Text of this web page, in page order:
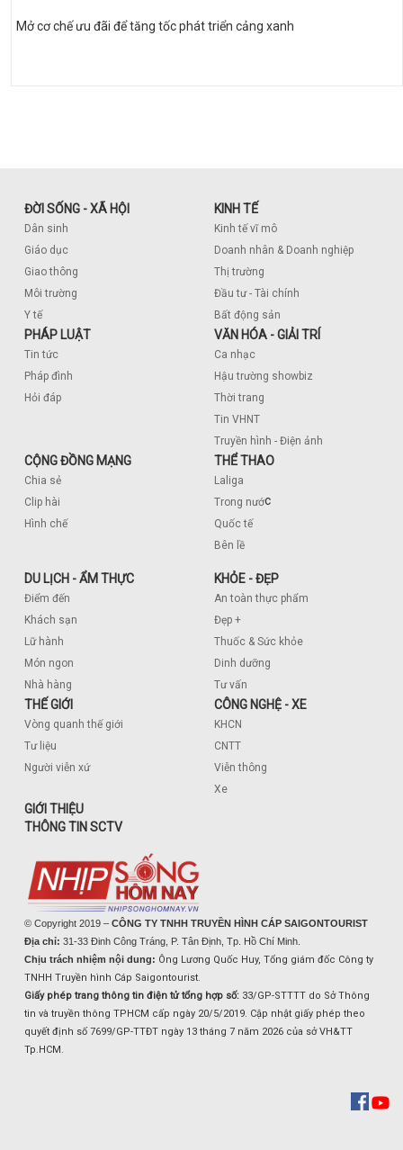
Mở cơ chế ưu đãi để tăng tốc phát triển cảng xanh
ĐỜI SỐNG - XÃ HỘI
Dân sinh
Giáo dục
Giao thông
Môi trường
Y tế
KINH TẾ
Kinh tế vĩ mô
Doanh nhân & Doanh nghiệp
Thị trường
Đầu tư - Tài chính
Bất động sản
PHÁP LUẬT
Tin tức
Pháp đình
Hỏi đáp
VĂN HÓA - GIẢI TRÍ
Ca nhạc
Hậu trường showbiz
Thời trang
Tin VHNT
Truyền hình - Điện ảnh
CỘNG ĐỒNG MẠNG
Chia sẻ
Clip hài
Hình chế
THỂ THAO
Laliga
Trong nước
Quốc tế
Bên lề
DU LỊCH - ẨM THỰC
Điểm đến
Khách sạn
Lữ hành
Món ngon
Nhà hàng
KHỎE - ĐẸP
An toàn thực phẩm
Đẹp +
Thuốc & Sức khỏe
Dinh dưỡng
Tư vấn
THẾ GIỚI
Vòng quanh thế giới
Tư liệu
Người viễn xứ
CÔNG NGHỆ - XE
KHCN
CNTT
Viễn thông
Xe
GIỚI THIỆU
THÔNG TIN SCTV
© Copyright 2019 – CÔNG TY TNHH TRUYỀN HÌNH CÁP SAIGONTOURIST
Địa chỉ: 31-33 Đinh Công Tráng, P. Tân Định, Tp. Hồ Chí Minh.
Chịu trách nhiệm nội dung: Ông Lương Quốc Huy, Tổng giám đốc Công ty
TNHH Truyền hình Cáp Saigontourist.
Giấy phép trang thông tin điện tử tổng hợp số: 33/GP-STTTT do Sở Thông
tin và truyền thông TPHCM cấp ngày 20/5/2019. Cập nhật giấy phép theo
quyết định số 7699/GP-TTĐT ngày 13 tháng 7 năm 2026 của sở VH&TT
Tp.HCM.